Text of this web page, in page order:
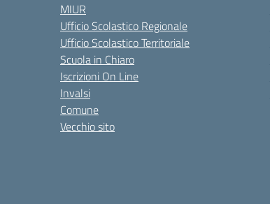
MIUR
Ufficio Scolastico Regionale
Ufficio Scolastico Territoriale
Scuola in Chiaro
Iscrizioni On Line
Invalsi
Comune
Vecchio sito